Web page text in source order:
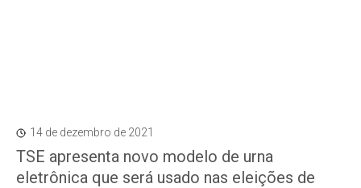
14 de dezembro de 2021
TSE apresenta novo modelo de urna
eletrônica que será usado nas eleições de